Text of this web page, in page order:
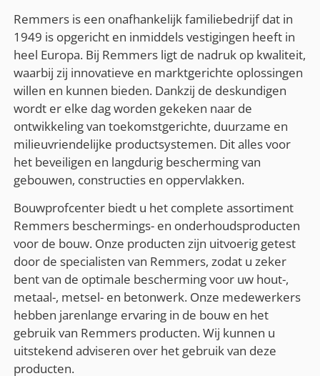
Remmers is een onafhankelijk familiebedrijf dat in
1949 is opgericht en inmiddels vestigingen heeft in
heel Europa. Bij Remmers ligt de nadruk op kwaliteit,
waarbij zij innovatieve en marktgerichte oplossingen
willen en kunnen bieden. Dankzij de deskundigen
wordt er elke dag worden gekeken naar de
ontwikkeling van toekomstgerichte, duurzame en
milieuvriendelijke productsystemen. Dit alles voor
het beveiligen en langdurig bescherming van
gebouwen, constructies en oppervlakken.
Bouwprofcenter biedt u het complete assortiment
Remmers beschermings- en onderhoudsproducten
voor de bouw. Onze producten zijn uitvoerig getest
door de specialisten van Remmers, zodat u zeker
bent van de optimale bescherming voor uw hout-,
metaal-, metsel- en betonwerk. Onze medewerkers
hebben jarenlange ervaring in de bouw en het
gebruik van Remmers producten. Wij kunnen u
uitstekend adviseren over het gebruik van deze
producten.